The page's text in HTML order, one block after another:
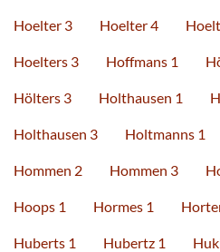
Hoelter 3 Hoelter 4
Hoelters 3 Hoffmans 1
Hölters 3 Holthausen 1
Holthausen 3 Holtmanns 1
Hommen 2 Hommen 3
Hoops 1 Hormes 1
Huberts 1 Hubertz 1